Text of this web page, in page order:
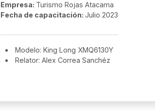
Empresa: Turismo Rojas Atacama
Fecha de capacitación: Julio 2023
Modelo: King Long XMQ6130Y
Relator: Alex Correa Sanchéz